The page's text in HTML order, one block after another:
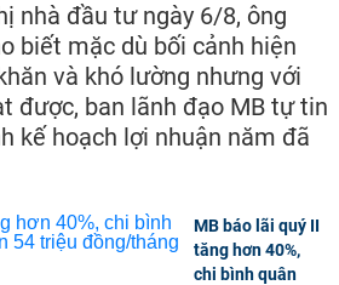
nhà đầu tư ngày 6/8, ông
biết mặc dù bối cảnh hiện
và khó lường nhưng với
được, ban lãnh đạo MB tự tin
kế hoạch lợi nhuận năm đã
MB báo lãi quý II
tăng hơn 40%,
chi bình quân